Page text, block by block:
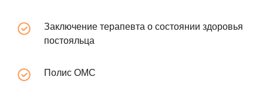
Заключение терапевта о состоянии здоровья
постояльца
Полис ОМС